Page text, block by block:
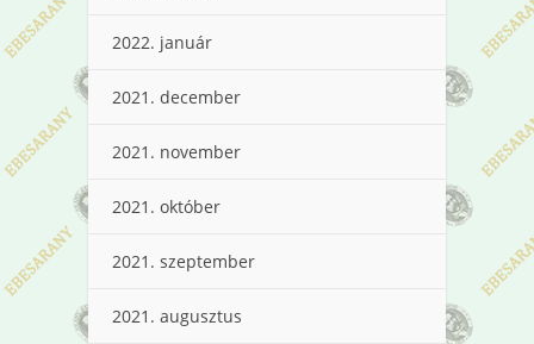
2022. január
2021. december
2021. november
2021. október
2021. szeptember
2021. augusztus